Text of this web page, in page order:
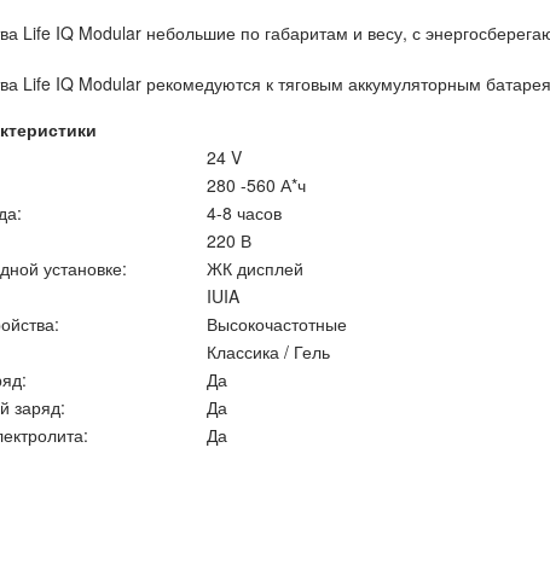
Life IQ Modular небольшие по габаритам и весу, с
Life IQ Modular рекомедуются к тяговым аккумуляторным
24 V
280 -560 А*ч
4-8 часов
220 В
установке:
ЖК дисплей
IUIA
Высокочастотные
Классика / Гель
Да
заряд:
Да
Да